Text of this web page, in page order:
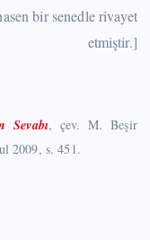
bir senedle rivayet
etmiştir.]
Sevabı, çev. M. Beşir
2009, s. 451.